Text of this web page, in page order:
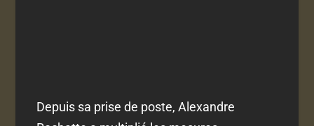
Depuis sa prise de poste, Alexandre